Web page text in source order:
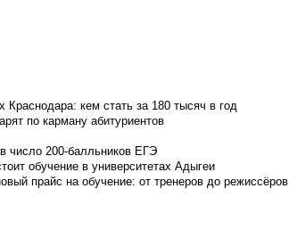
кем стать за 180 тысяч в год
по карману абитуриентов
число 200-балльников ЕГЭ
обучение в университетах Адыгеи
прайс на обучение: от тренеров до режиссёров